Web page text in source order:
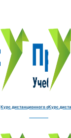
9800 руб.
Курс дистанционного обучения:
Курс